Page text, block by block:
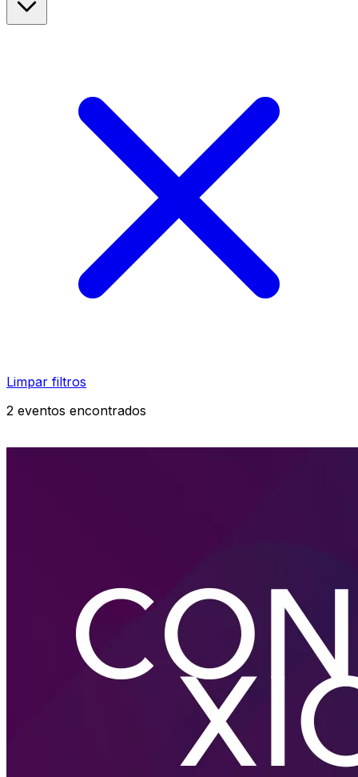
Limpar filtros
2 eventos encontrados